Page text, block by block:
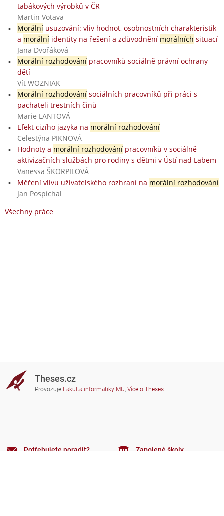
tabákových výrobků v ČR
Martin Votava
Morálníusuzování: vliv hodnot, osobnostních charakteristik
a morálníidentity na řešení a zdůvodnění morálních situací
Jana Dvořáková
Morální rozhodovánípracovníků sociálně právní ochrany
dětí
Vít WOZNIAK
Morální rozhodovánísociálních pracovníků při práci s
pachateli trestních činů
Marie LANTOVÁ
Efekt cizího jazyka na morální rozhodování
Celestýna PIKNOVÁ
Hodnoty a morální rozhodovánípracovníků v sociálně
aktivizačních službách pro rodiny s dětmi v Ústí nad Labem
Vanessa ŠKORPILOVÁ
Měření vlivu uživatelského rozhraní na morální rozhodování
Jan Pospíchal
Všechny práce
Theses.cz
Provozuje Fakulta informatiky MU, Více o Theses
Potřebujete poradit? Zapojené školy